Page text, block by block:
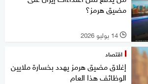
مضيق هرمز؟
l 14 يوليو 2026
اقتصاد
إغلاق مضيق هرمز يهدد بخسارة ملايين
الوظائف هذا العام